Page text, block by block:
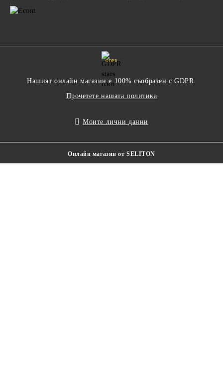
GDPR
Нашият онлайн магазин е 100% съобразен с GDPR.
Прочетете нашата политика
Моите лични данни
Онлайн магазин от SELITON